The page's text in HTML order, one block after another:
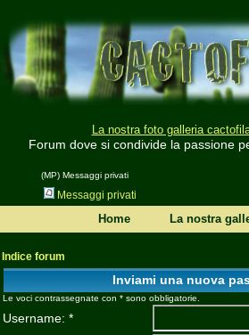
La nostra foto galleria
Forum dove si condivide la passione
(MP) Messaggi privati
Messaggi privati
Home La nostra
Indice forum
Inviami una nuova
Le voci contrassegnate con * sono obbligatorie.
Username: *